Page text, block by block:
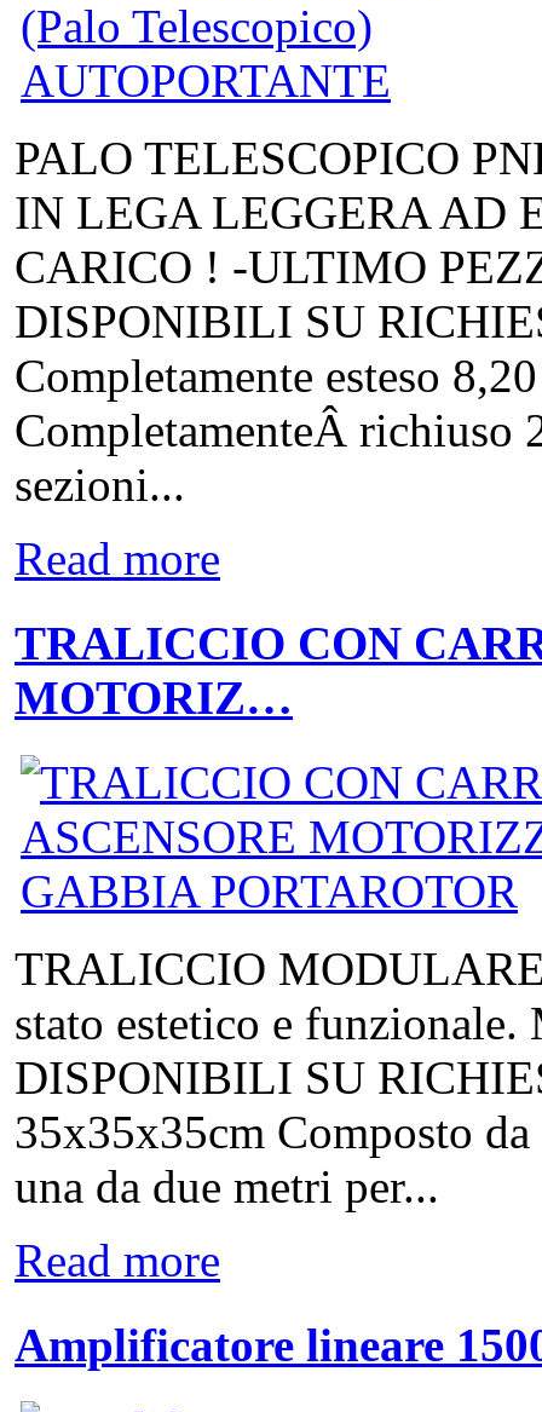
PALO TELESCOPICO
IN LEGA LEGGERA AD
CARICO ! -ULTIMO
DISPONIBILI SU
Completamente esteso
CompletamenteÂ richiuso
sezioni...
Read more
TRALICCIO CON
MOTORIZ…
TRALICCIO
stato estetico e
DISPONIBILI SU
35x35x35cm Composto
una da due metri per...
Read more
Amplificatore lineare